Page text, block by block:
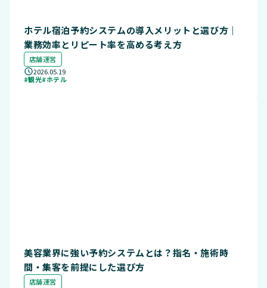
ホテル宿泊予約システムの導入メリットと選び方｜
業務効率とリピート率を高める考え方
店舗運営
2026.05.19
#観光#ホテル
美容業界に強い予約システムとは？指名・施術時
間・集客を前提にした選び方
店舗運営